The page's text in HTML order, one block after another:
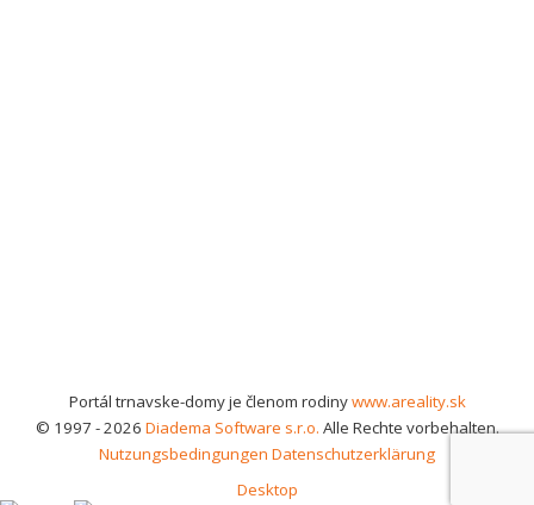
Portál trnavske-domy je členom rodinywww.areality.sk
© 1997 - 2026 Diadema Software s.r.o. Alle Rechte vorbehalten.
Nutzungsbedingungen Datenschutzerklärung
Desktop